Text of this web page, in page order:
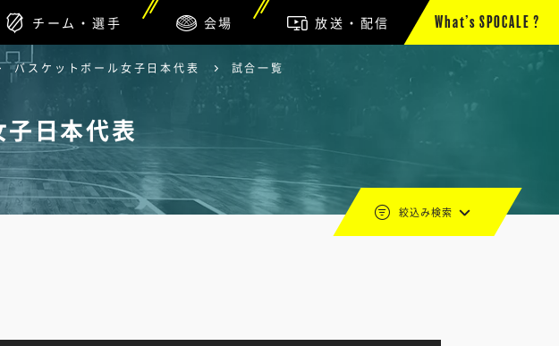
チーム・選手 会場 放送・配信 What’s SPOCALE ?
バスケットボール女子日本代表 試合一覧
日本代表
絞込み検索